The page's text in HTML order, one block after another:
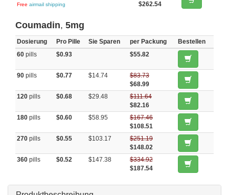
Free airmail shipping
$262.54
Coumadin, 5mg
Dosierung Pro Pille Sie Sparen per Packung
Bestellen
60 pills $0.93 $55.82
90 pills $0.77 $14.74
$83.73
$68.99
120 pills $0.68 $29.48
$111.64
$82.16
180 pills $0.60 $58.95
$167.46
$108.51
270 pills $0.55 $103.17
$251.19
$148.02
360 pills $0.52 $147.38
$334.92
$187.54